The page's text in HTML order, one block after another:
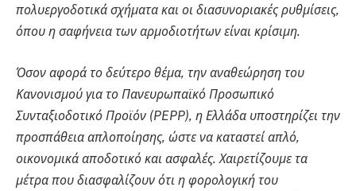
πολυεργοδοτικά σχήματα και οι διασυνοριακές ρυθμίσεις,
όπου η σαφήνεια των αρμοδιοτήτων είναι κρίσιμη.
Όσον αφορά το δεύτερο θέμα, την αναθεώρηση του
Κανονισμού για το Πανευρωπαϊκό Προσωπικό
Συνταξιοδοτικό Προϊόν (PEPP), η Ελλάδα υποστηρίζει την
προσπάθεια απλοποίησης, ώστε να καταστεί απλό,
οικονομικά αποδοτικό και ασφαλές. Χαιρετίζουμε τα
μέτρα που διασφαλίζουν ότι η φορολογική του